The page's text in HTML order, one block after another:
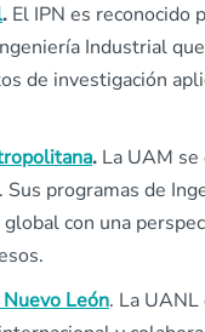
. El IPN es reconocido
Industrial
de investigación
. La UAM
programas de
con una
León. La